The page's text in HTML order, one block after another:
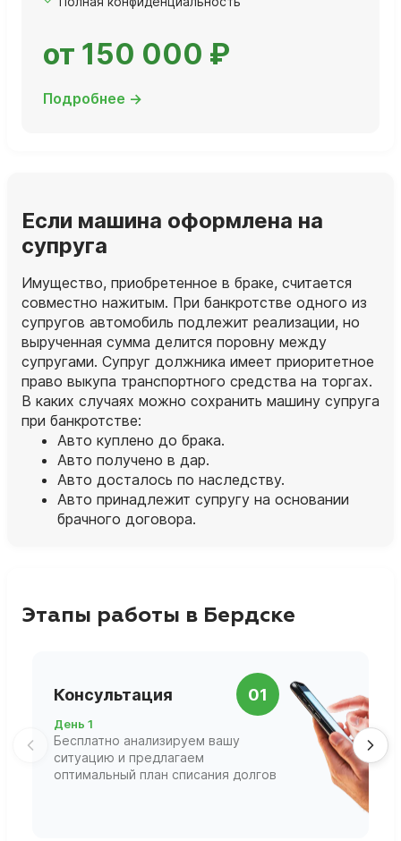
от 150 000 ₽
Подробнее →
Если машина оформлена на
супруга
Имущество, приобретенное в браке, считается
совместно нажитым. При банкротстве одного из
супругов автомобиль подлежит реализации, но
вырученная сумма делится поровну между
супругами. Супруг должника имеет приоритетное
право выкупа транспортного средства на торгах.
В каких случаях можно сохранить машину супруга
при банкротстве:
Авто куплено до брака.
Авто получено в дар.
Авто досталось по наследству.
Авто принадлежит супругу на основании
брачного договора.
Этапы работы в Бердске
Консультация 01
День 1
Бесплатно анализируем вашу
ситуацию и предлагаем
оптимальный план списания долгов